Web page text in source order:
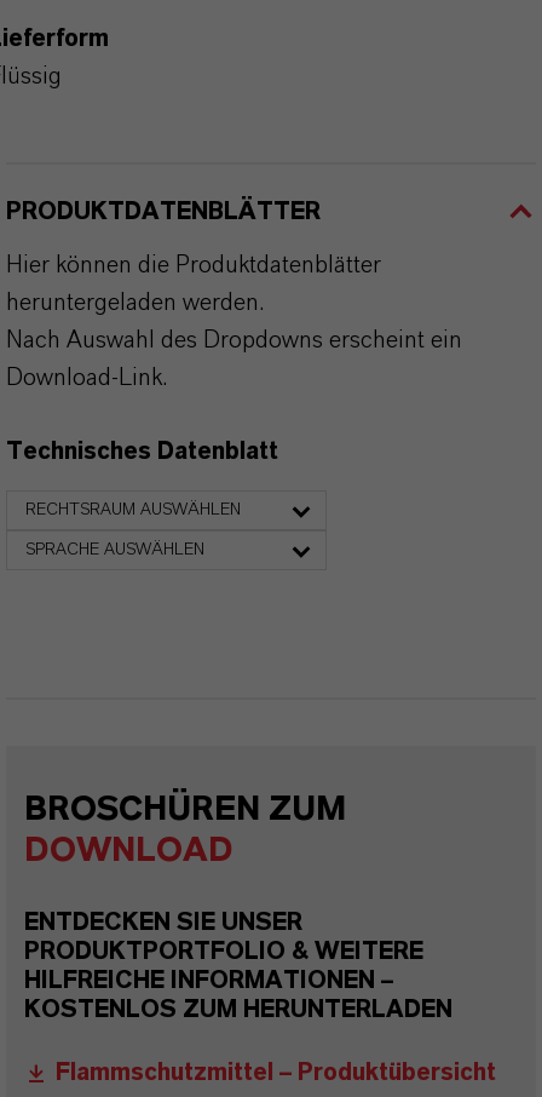
PRODUKTDATENBLÄTTER
Hier können die Produktdatenblätter
heruntergeladen werden.
Nach Auswahl des Dropdowns erscheint ein
Download-Link.
Technisches Datenblatt
RECHTSRAUM AUSWÄHLEN
SPRACHE AUSWÄHLEN
BROSCHÜREN ZUM
DOWNLOAD
ENTDECKEN SIE UNSER
PRODUKTPORTFOLIO & WEITERE
HILFREICHE INFORMATIONEN –
KOSTENLOS ZUM HERUNTERLADEN
Flammschutzmittel – Produktübersicht